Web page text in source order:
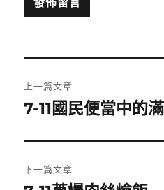
章
覽
上一篇文章
上
篇
文
章:
7-11國民便當中的
下一篇文章